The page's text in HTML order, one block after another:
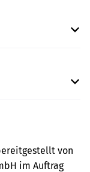
von
im Auftrag